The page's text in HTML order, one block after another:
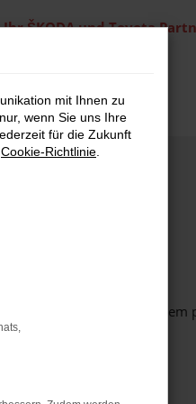
Ihr ŠKODA und Toyota
Browser oder in einem
mit Ihnen zu
wenn Sie uns Ihre
für die Zukunft
Cookie-Richtlinie